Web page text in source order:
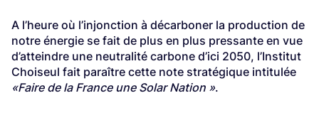
A l’heure où l’injonction à décarboner la production de
notre énergie se fait de plus en plus pressante en vue
d’atteindre une neutralité carbone d’ici 2050, l’Institut
Choiseul fait paraître cette note stratégique intitulée
«Faire de la France une Solar Nation ».